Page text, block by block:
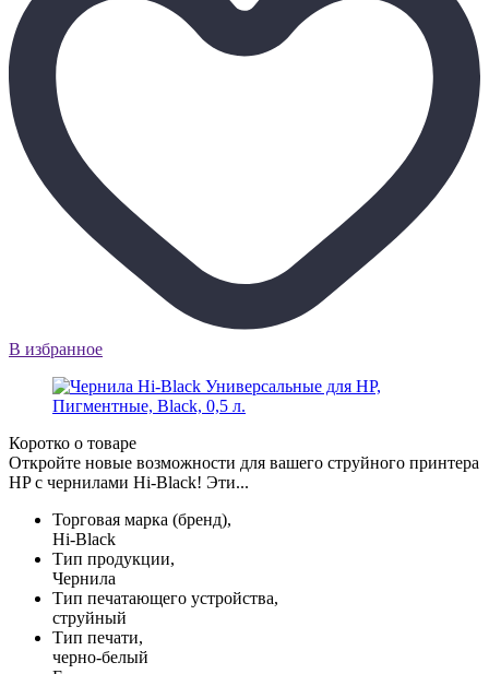
В избранное
Коротко о товаре
Откройте новые возможности для вашего струйного принтера
HP с чернилами Hi-Black! Эти...
Торговая марка (бренд),
Hi-Black
Тип продукции,
Чернила
Тип печатающего устройства,
струйный
Тип печати,
черно-белый